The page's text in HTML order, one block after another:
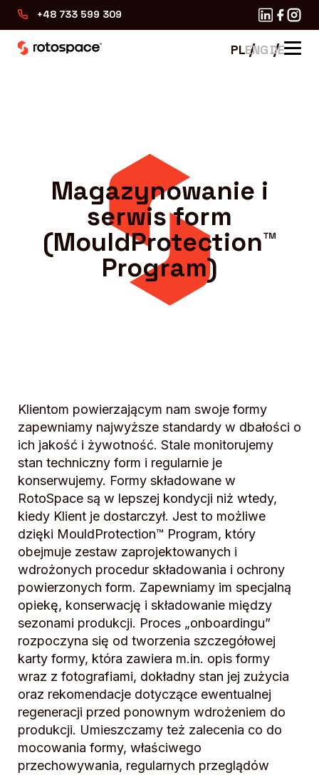
+48 733 599 309
Historia
Dlaczego My
Rotomoulding 2.0
Usługi
Dlaczego My
Magazynowanie i
serwis form
(MouldProtection™
Program)
Klientom powierzającym nam swoje formy
zapewniamy najwyższe standardy w dbałości o
ich jakość i żywotność. Stale monitorujemy
stan techniczny form i regularnie je
konserwujemy. Formy składowane w
RotoSpace są w lepszej kondycji niż wtedy,
kiedy Klient je dostarczył. Jest to możliwe
dzięki MouldProtection™ Program, który
obejmuje zestaw zaprojektowanych i
wdrożonych procedur składowania i ochrony
powierzonych form. Zapewniamy im specjalną
opiekę, konserwację i składowanie między
sezonami produkcji. Proces „onboardingu”
rozpoczyna się od tworzenia szczegółowej
karty formy, która zawiera m.in. opis formy
wraz z fotografiami, dokładny stan jej zużycia
oraz rekomendacje dotyczące ewentualnej
regeneracji przed ponownym wdrożeniem do
produkcji. Umieszczamy też zalecenia co do
mocowania formy, właściwego
przechowywania, regularnych przeglądów